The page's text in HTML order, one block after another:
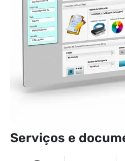
Serviços e